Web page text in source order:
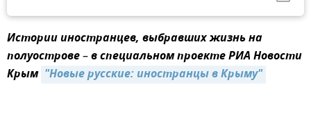
Истории иностранцев, выбравших жизнь на
полуострове–в специальном проекте РИА Новости
Крым "Новые русские: иностранцы в Крыму"